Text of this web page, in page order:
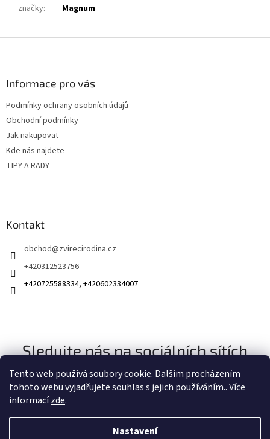
Tento web používá soubory cookie. Dalším procházením
tohoto webu vyjadřujete souhlas s jejich používáním.. Více
informacízde.
Nastavení
značky: Magnum
Informace pro vás
Podmínky ochrany osobních údajů
Obchodní podmínky
Jak nakupovat
Kde nás najdete
TIPY A RADY
Kontakt
obchod@zvirecirodina.cz
+420312523756
+420725588334, +420602334007
Sledujte nás na sociálních sítích
Vytvořil Shoptet